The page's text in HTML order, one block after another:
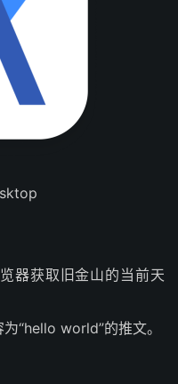
器获取旧金山的当前天
“hello world”的推文。